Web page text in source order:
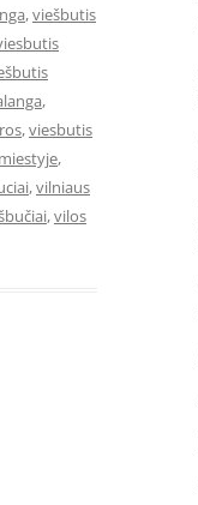
,viešbutis
,
,viesbutis
,
,vilniaus
,vilos